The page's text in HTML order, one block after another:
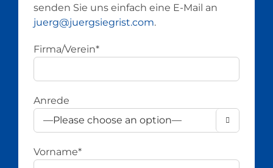
senden Sie uns einfach eine E-Mail an
juerg@juergsiegrist.com.
Firma/Verein*
Anrede

Vorname*